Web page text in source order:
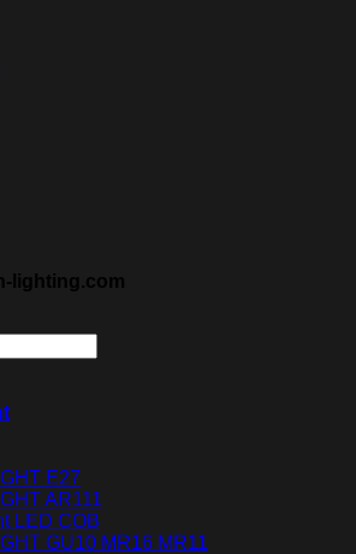
lighting.com
E27
AR111
LED COB
GU10 MR16 MR11